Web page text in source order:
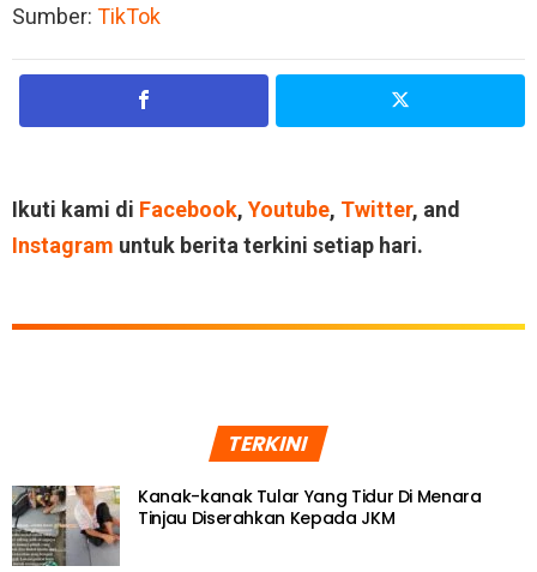
Sumber: TikTok
Ikuti kami di Facebook, Youtube, Twitter, and
Instagram untuk berita terkini setiap hari.
TERKINI
Kanak-kanak Tular Yang Tidur Di Menara
Tinjau Diserahkan Kepada JKM